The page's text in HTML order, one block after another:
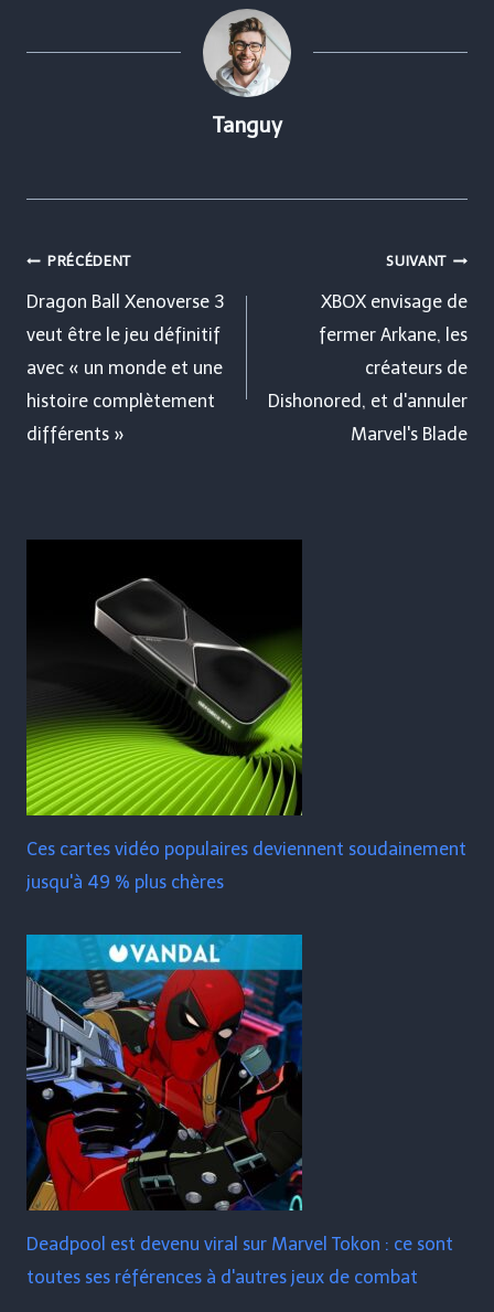
Tanguy
Navigation
de
l’article
PRÉCÉDENT
Dragon Ball Xenoverse 3
veut être le jeu définitif
avec « un monde et une
histoire complètement
différents »
SUIVANT
XBOX envisage de
fermer Arkane, les
créateurs de
Dishonored, et d'annuler
Marvel's Blade
Ces cartes vidéo populaires deviennent soudainement
jusqu'à 49 % plus chères
Deadpool est devenu viral sur Marvel Tokon : ce sont
toutes ses références à d'autres jeux de combat